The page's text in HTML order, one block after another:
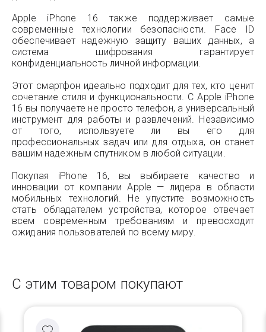
Apple iPhone 16 также поддерживает самые
современные технологии безопасности. Face ID
обеспечивает надежную защиту ваших данных, а
система шифрования гарантирует
конфиденциальность личной информации.
Этот смартфон идеально подходит для тех, кто ценит
сочетание стиля и функциональности. С Apple iPhone
16 вы получаете не просто телефон, а универсальный
инструмент для работы и развлечений. Независимо
от того, используете ли вы его для
профессиональных задач или для отдыха, он станет
вашим надежным спутником в любой ситуации.
Покупая iPhone 16, вы выбираете качество и
инновации от компании Apple — лидера в области
мобильных технологий. Не упустите возможность
стать обладателем устройства, которое отвечает
всем современным требованиям и превосходит
ожидания пользователей по всему миру.
С этим товаром покупают